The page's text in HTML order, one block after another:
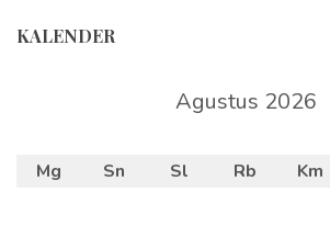
KALENDER
Agustus 2026
Mg Sn Sl Rb Km